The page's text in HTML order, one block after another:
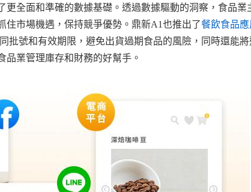
更全面和準確的數據基礎。透過數據驅動的洞察，食品業
住市場機遇，保持競爭優勢。鼎新A1也推出了餐飲食品應
批號和有效期限，避免出貨過期食品的風險 ，同時還能將
品業管理庫存和財務的好幫手。